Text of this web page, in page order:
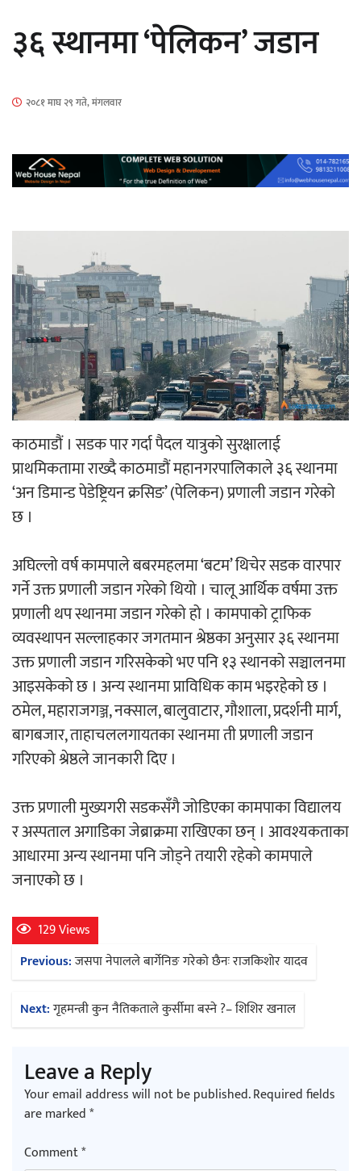
सार्वजनिक
‘ईयुमा डट कम’ले बुधबारदेखि आफ्नो
औपचारिक सेवा सञ्चालनमा
‘आइतबारको अफिस’ को परिचर्चा सम्पन्न
अर्जुन चन्द्रको ‘संवेदनाका प्रतिध्वनि’
मुक्तकसङ्ग्रह लोकार्पण
चलचित्र ‘माया भनेकै यस्तो होला’को शीर्ष गीत
३६ स्थानमा ‘पेलिकन’ जडान
२०८१ माघ २९ गते, मंगलवार
काठमाडौं । सडक पार गर्दा पैदल यात्रुको सुरक्षालाई
प्राथमिकतामा राख्दै काठमाडौं महानगरपालिकाले ३६ स्थानमा
‘अन डिमान्ड पेडेष्ट्रियन क्रसिङ’ (पेलिकन) प्रणाली जडान गरेको
छ ।
अघिल्लो वर्ष कामपाले बबरमहलमा ‘बटम’ थिचेर सडक वारपार
गर्ने उक्त प्रणाली जडान गरेको थियो । चालू आर्थिक वर्षमा उक्त
प्रणाली थप स्थानमा जडान गरेको हो । कामपाको ट्राफिक
व्यवस्थापन सल्लाहकार जगतमान श्रेष्ठका अनुसार ३६ स्थानमा
उक्त प्रणाली जडान गरिसकेको भए पनि १३ स्थानको सञ्चालनमा
आइसकेको छ । अन्य स्थानमा प्राविधिक काम भइरहेको छ ।
ठमेल, महाराजगञ्ज, नक्साल, बालुवाटार, गौशाला, प्रदर्शनी मार्ग,
बागबजार, ताहाचललगायतका स्थानमा ती प्रणाली जडान
गरिएको श्रेष्ठले जानकारी दिए ।
उक्त प्रणाली मुख्यगरी सडकसँगै जोडिएका कामपाका विद्यालय
र अस्पताल अगाडिका जेब्राक्रमा राखिएका छन् । आवश्यकताका
आधारमा अन्य स्थानमा पनि जोड्ने तयारी रहेको कामपाले
जनाएको छ ।
129 Views
Post
navigation
Previous:जसपा नेपालले बार्गेनिङ गरेको छैनः राजकिशोर यादव
Next:गृहमन्त्री कुन नैतिकताले कुर्सीमा बस्ने ?– शिशिर खनाल
Leave a Reply
Your email address will not be published.Required fields
are marked*
Comment*